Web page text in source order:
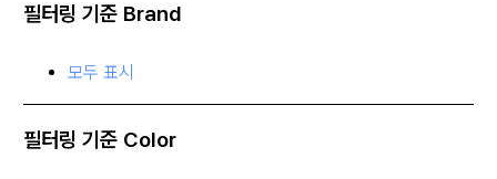
필터링 기준 Brand
모두 표시
필터링 기준 Color